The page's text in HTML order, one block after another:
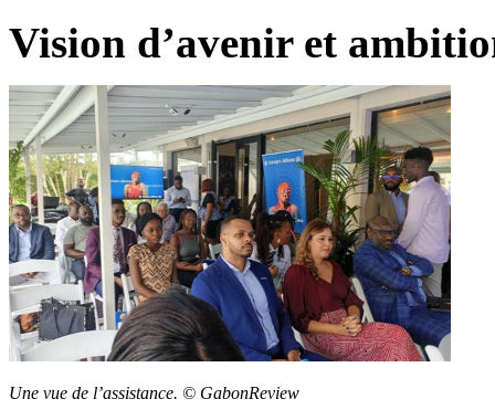
Vision d’avenir et
Une vue de l’assistance. © GabonReview